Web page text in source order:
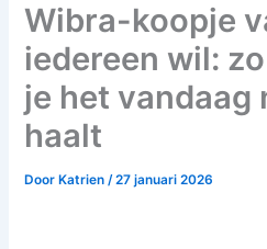
Wibra-koopje
iedereen wil:
je het vandaag
haalt
Door Katrien/27 januari 2026